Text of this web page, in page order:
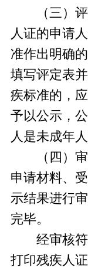
（三）评
人证的申请
准作出明确
填写评定表
疾标准的，
予以公示，
人是未成年
（四）审
申请材料、
示结果进行
完毕。
经审核符
打印残疾人